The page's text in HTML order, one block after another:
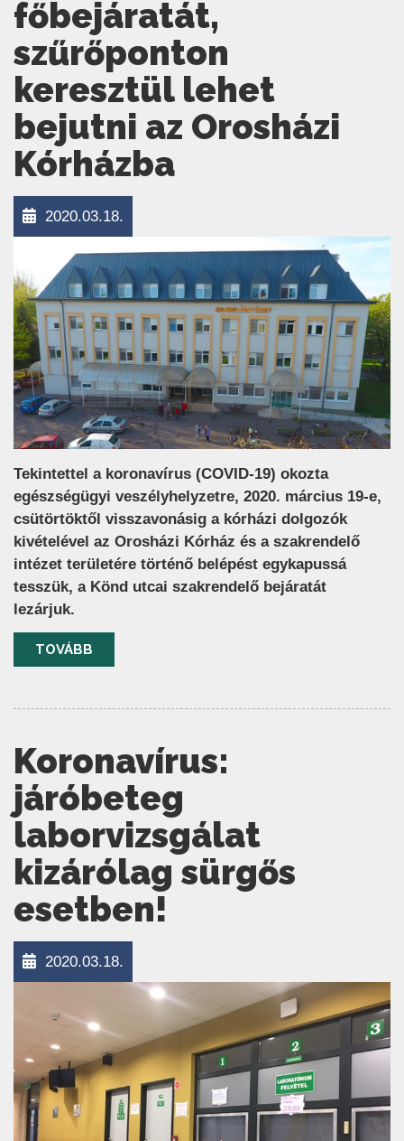
főbejáratát,
szűrőponton
keresztül lehet
bejutni az Orosházi
Kórházba
2020.03.18.
Tekintettel a koronavírus (COVID-19) okozta
egészségügyi veszélyhelyzetre, 2020. március 19-e,
csütörtöktől visszavonásig a kórházi dolgozók
kivételével az Orosházi Kórház és a szakrendelő
intézet területére történő belépést egykapussá
tesszük, a Könd utcai szakrendelő bejáratát
lezárjuk.
TOVÁBB
Koronavírus:
járóbeteg
laborvizsgálat
kizárólag sürgős
esetben!
2020.03.18.